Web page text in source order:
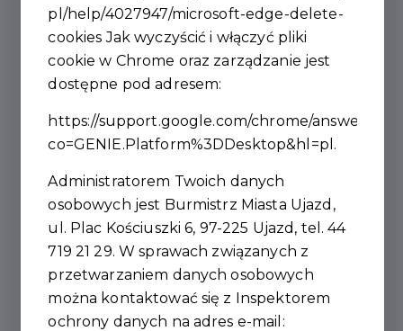
PLANEM OGÓLNYM
GMINY UJAZD!
nad Planem Ogólnym Gminy Ujazd!
Rada Miejska w Ujeździe podjęła uchwałę o
przystąpieniu do sporządzania Planu Ogólnego
Gminy Ujazd, który zastąpi dotychczasowe Studium
Uwarunkowań. Zmiany wynikają z nowych przepisów i
będą miały wpływ na przyszłe decyzje o warunkach
zabudowy oraz wydawanie pozwoleń na budowę.
Wnioski można składać od 7 marca do 7 kwietnia
2025 r. – wyłącznie na formularzu dostępnym w BIP,
pl/help/4027947/microsoft-edge-delete-
cookies Jak wyczyścić i włączyć pliki
cookie w Chrome oraz zarządzanie jest
dostępne pod adresem:
https://support.google.com/chrome/answer/
co=GENIE.Platform%3DDesktop&hl=pl .
Administratorem Twoich danych
osobowych jest Burmistrz Miasta Ujazd,
ul. Plac Kościuszki 6, 97-225 Ujazd, tel. 44
719 21 29. W sprawach związanych z
przetwarzaniem danych osobowych
można kontaktować się z Inspektorem
ochrony danych na adres e-mail: